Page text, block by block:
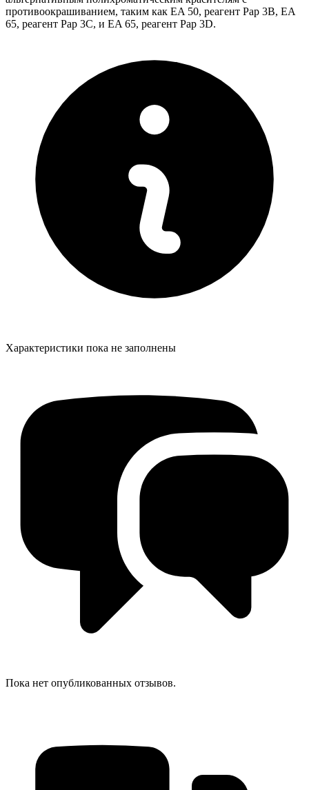
противоокрашиванием, таким как EA 50, реагент Pap 3B, EA
65, реагент Pap 3C, и EA 65, реагент Pap 3D.
Характеристики пока не заполнены
Пока нет опубликованных отзывов.